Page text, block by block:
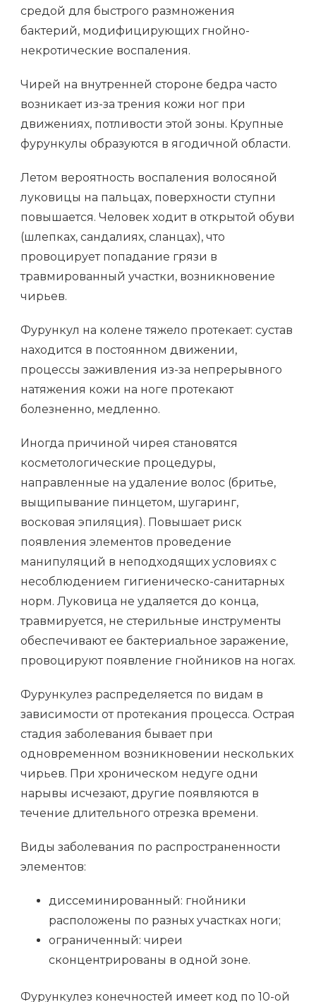
средой для быстрого размножения
бактерий, модифицирующих гнойно-
некротические воспаления.
Чирей на внутренней стороне бедра часто
возникает из-за трения кожи ног при
движениях, потливости этой зоны. Крупные
фурункулы образуются в ягодичной области.
Летом вероятность воспаления волосяной
луковицы на пальцах, поверхности ступни
повышается. Человек ходит в открытой обуви
(шлепках, сандалиях, сланцах), что
провоцирует попадание грязи в
травмированный участки, возникновение
чирьев.
Фурункул на колене тяжело протекает: сустав
находится в постоянном движении,
процессы заживления из-за непрерывного
натяжения кожи на ноге протекают
болезненно, медленно.
Иногда причиной чирея становятся
косметологические процедуры,
направленные на удаление волос (бритье,
выщипывание пинцетом, шугаринг,
восковая эпиляция). Повышает риск
появления элементов проведение
манипуляций в неподходящих условиях с
несоблюдением гигиеническо-санитарных
норм. Луковица не удаляется до конца,
травмируется, не стерильные инструменты
обеспечивают ее бактериальное заражение,
провоцируют появление гнойников на ногах.
Фурункулез распределяется по видам в
зависимости от протекания процесса. Острая
стадия заболевания бывает при
одновременном возникновении нескольких
чирьев. При хроническом недуге одни
нарывы исчезают, другие появляются в
течение длительного отрезка времени.
Виды заболевания по распространенности
элементов:
диссеминированный: гнойники
расположены по разных участках ноги;
ограниченный: чиреи
сконцентрированы в одной зоне.
Фурункулез конечностей имеет код по 10-ой